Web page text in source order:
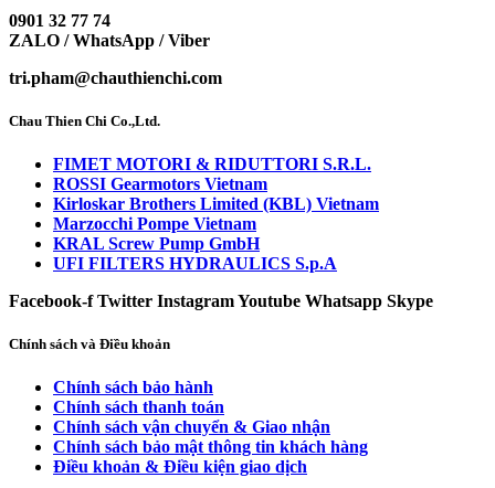
0901 32 77 74
ZALO / WhatsApp / Viber
tri.pham@chauthienchi.com
Chau Thien Chi Co.,Ltd.
FIMET MOTORI & RIDUTTORI S.R.L.
ROSSI Gearmotors Vietnam
Kirloskar Brothers Limited (KBL) Vietnam
Marzocchi Pompe Vietnam
KRAL Screw Pump GmbH
UFI FILTERS HYDRAULICS S.p.A
Facebook-f Twitter InstagramYoutube Whatsapp Skype
Chính sách và Điều khoản
Chính sách bảo hành
Chính sách thanh toán
Chính sách vận chuyển & Giao nhận
Chính sách bảo mật thông tin khách hàng
Điều khoản & Điều kiện giao dịch